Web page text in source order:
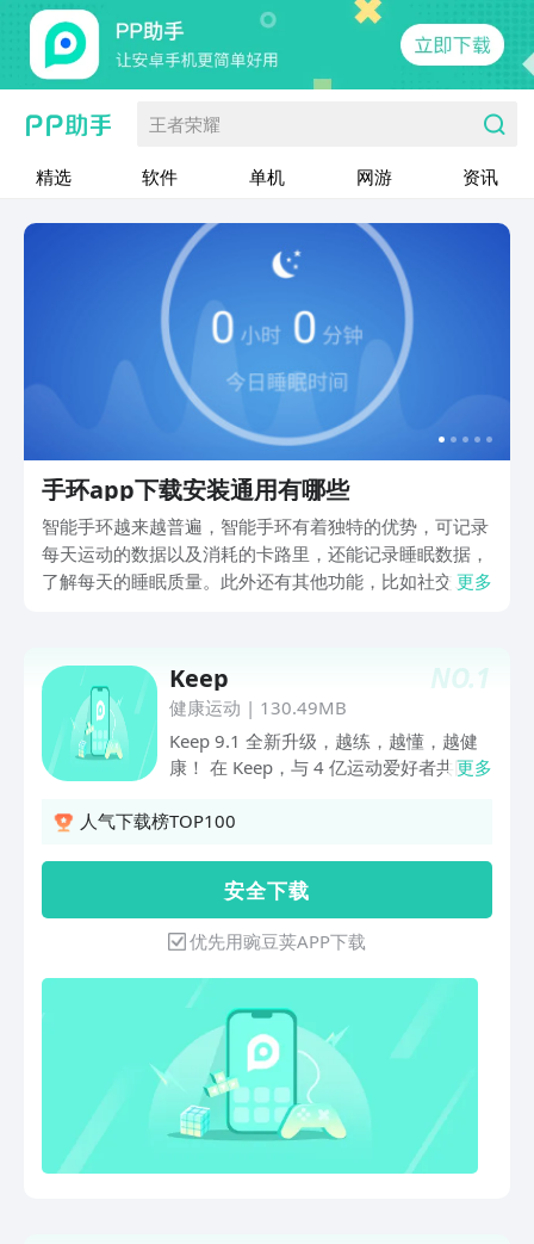
王者荣耀
精选 软件 单机 网游 资讯
手环app下载安装通用有哪些
智能手环越来越普遍，智能手环有着独特的优势，可记录
每天运动的数据以及消耗的卡路里，还能记录睡眠数据，
了解每天的睡眠质量。此外还有其他功能，比如社交、心
编为大家推荐几款。
更多
NO.1
Keep
健康运动 | 130.49MB
Keep 9.1 全新升级，越练，越懂，越健
康！ 在 Keep，与 4 亿运动爱好者共同见
续围绕 AI 运动教练体验进化，基于 Keep
排、健身记录、跑步陪伴，到吃练睡数据
解析与身体状态洞察，让每一次运动都更
清晰、更有反馈。 你是否也常遇这些运
动困扰：居家无从入门、课程难适配、训
练记录繁琐、跑步缺陪伴、数据难解读、
热量缺口难把控？ Keep 9.1 带来全套解
决方案： 万节精品课程覆盖全训练目
标，适配各水平用户随时开练； 专业工
具支持健身房训练记录，进步清晰可见；
AI 语音互动跑全程反馈； AI 教练 “卡卡”
定制训练日程； 吃练睡数据整合解析输
更多
人气下载榜TOP100
安 全 下 载
优先用豌豆荚APP下载